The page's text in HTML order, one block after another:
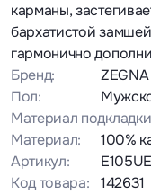
карманы,
бархатистой
гармонично
Бренд:
ZEGNA
Пол:
Материал
Материал:
100%
Артикул:
Код товара:
142631